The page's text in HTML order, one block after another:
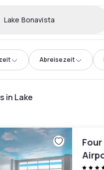
Lake Bonavista
Abreisezeit
in Lake